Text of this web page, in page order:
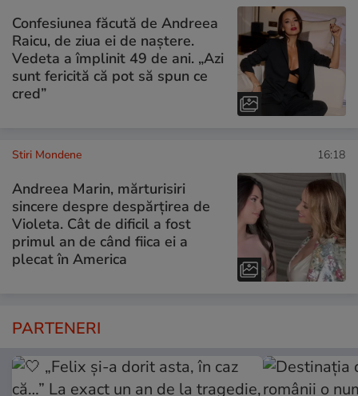
Confesiunea făcută de Andreea
Raicu, de ziua ei de naștere.
Vedeta a împlinit 49 de ani. „Azi
sunt fericită că pot să spun ce
cred”
Stiri Mondene 16:18
Andreea Marin, mărturisiri
sincere despre despărțirea de
Violeta. Cât de dificil a fost
primul an de când fiica ei a
plecat în America
PARTENERI